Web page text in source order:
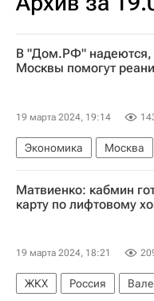
В "Дом.РФ" надеются,
Москвы помогут
19 марта 2024, 19:14
Экономика Москва
"Дом.РФ"
Совет
Матвиенко: кабмин
карту по лифтовому
19 марта 2024, 18:21
ЖКХ Россия